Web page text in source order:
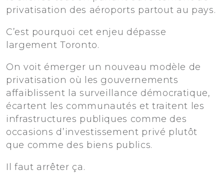
privatisation des aéroports partout au pays.
C’est pourquoi cet enjeu dépasse
largement Toronto.
On voit émerger un nouveau modèle de
privatisation où les gouvernements
affaiblissent la surveillance démocratique,
écartent les communautés et traitent les
infrastructures publiques comme des
occasions d’investissement privé plutôt
que comme des biens publics.
Il faut arrêter ça.